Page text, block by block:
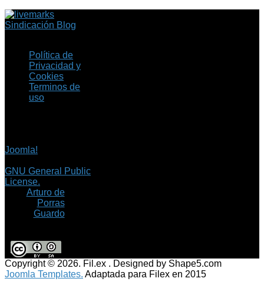
Sindicación Blog
Política de
Privacidad y
Cookies
Terminos de
uso
Joomla!
GNU General Public
License.
Arturo de
Porras
Guardo
Copyright © 2026. Fil.ex . Designed by Shape5.com
Joomla Templates. Adaptada para Filex en 2015